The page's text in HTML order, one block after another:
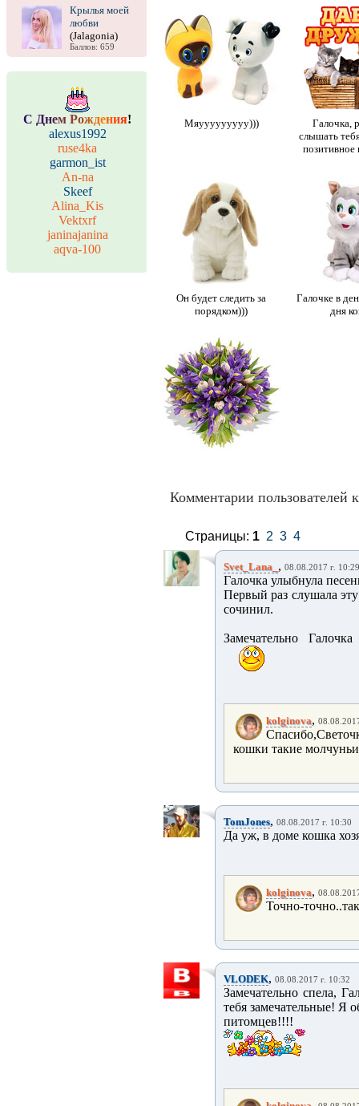
Крылья моей
любви
(Jalagonia)
Баллов: 659
С Днем Рождения!
alexus1992
ruse4ka
garmon_ist
An-na
Skeef
Alina_Kis
Vektxrf
janinajanina
aqva-100
Мяууууууууу)))
Галочка,
слышать
позитивное
Он будет следить за
порядком)))
Галочке в
дня
Комментарии пользователей
Страницы: 1 2 3 4
Svet_Lana_ , 08.08.2017 г. 10:29
Галочка улыбнула
Первый раз слушала
сочинил.
Замечательно
kolginova,
кошки такие
TomJones, 08.08.2017 г. 10:30
Да уж, в доме кошка
kolginova,
Точно-
VLODEK, 08.08.2017 г. 10:32
Замечательно спела,
тебя замечательные! Я
питомцев!!!!